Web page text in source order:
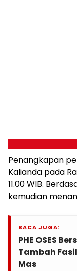
Penangkapan
Kalianda pada
11.00 WIB.
kemudian
BACA JUGA:
PHE OSES
Tambah
Mas